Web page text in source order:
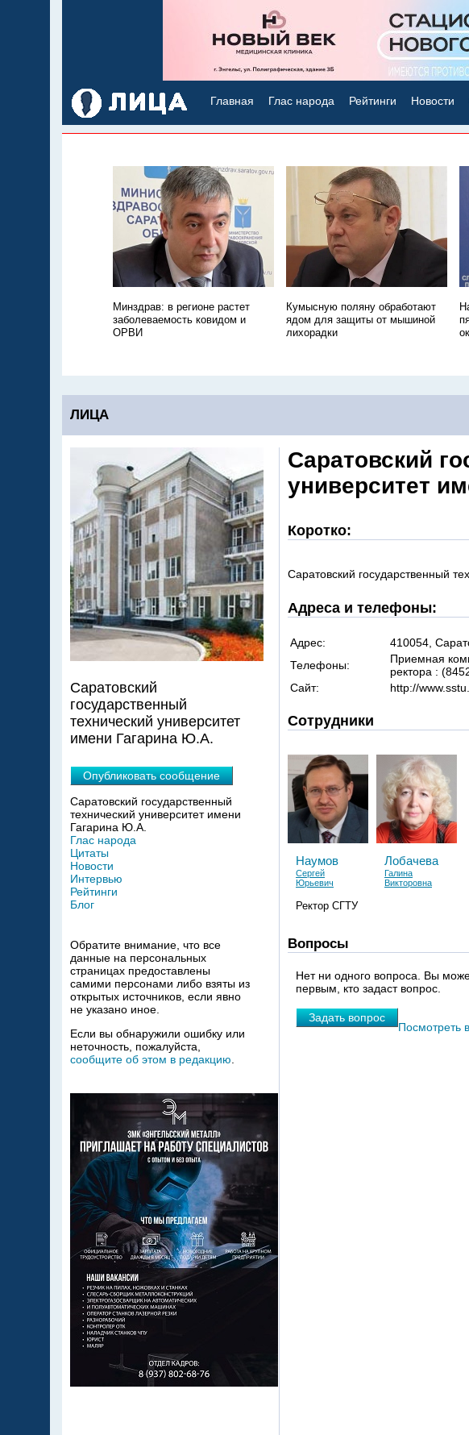
Главная Глас народа Рейтинги Новости
Минздрав: в регионе растет
заболеваемость ковидом и
ОРВИ
Кумысную поляну обработают
ядом для защиты от мышиной
лихорадки
ЛИЦА
Саратовский
университет
Коротко:
Саратовский государственный
Адреса и телефоны:
Адрес:
410054,
Телефоны:
Приемная
ректора :
Сайт:
http://
Сотрудники
Наумов
Сергей
Юрьевич
Ректор СГТУ
Лобачева
Галина
Викторовна
Вопросы
Нет ни одного вопроса. Вы
первым, кто задаст вопрос.
Задать вопрос
Посмотреть
Саратовский
государственный
технический университет
имени Гагарина Ю.А.
Опубликовать сообщение
Саратовский государственный
технический университет имени
Гагарина Ю.А.
Глас народа
Цитаты
Новости
Интервью
Рейтинги
Блог
Обратите внимание, что все
данные на персональных
страницах предоставлены
самими персонами либо взяты из
открытых источников, если явно
не указано иное.
Если вы обнаружили ошибку или
неточность, пожалуйста,
сообщите об этом в редакцию